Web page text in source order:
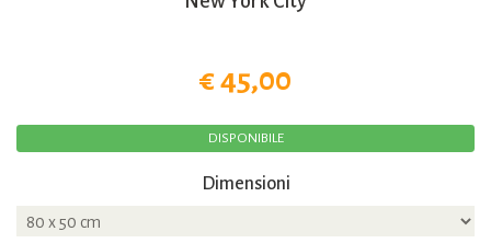
€ 45,00
DISPONIBILE
Dimensioni